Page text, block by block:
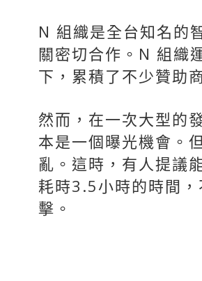
N 組織是全台知名的
關密切合作。N 組織
下，累積了不少贊助
然而，在一次大型的
本是一個曝光機會。但
亂。這時，有人提議
耗時3.5小時的時間
擊。